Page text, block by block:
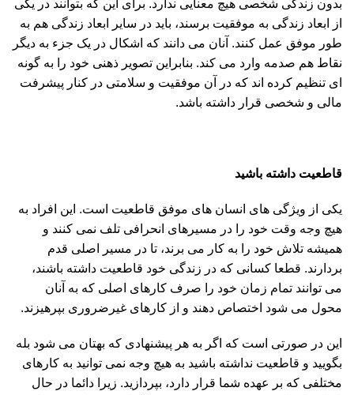
بدون زندگی شخصی هیچ معنایی ندارد. برای این که بتوانند در یکی
از ابعاد زندگی به موفقیت برسند، باید در سایر ابعاد زندگی هم به
طور موفق عمل کنند. آنان می دانند که اشکال در یک جزء به دیگر
نقاط هم صدمه وارد می کند. بنابراین تصویر ذهنی خود را به گونه
ای تنظیم کرده اند که در آن موفقیت و سلامتی در کنار پیشرفت
مالی و شخصی قرار داشته باشد.
قاطعیت داشته باشید
یکی از ویژگی های انسان های موفق قاطعیت است. این افراد به
هیچ وجه وقت خود را در مسیرهای انحرافی تلف نمی کنند و
همیشه تلاش خود را به کار می برند، تا در مسیر اصلی قدم
بردارند. قطعا کسانی که در زندگی خود قاطعیت داشته باشند،
می توانند تمام زمان خود را صرف کارهای اصلی که به آنان
محول می شود اختصاص دهند و از کارهای غیرضروری بپرهیزند.
این در صورتی است که اگر به هر پیشنهادی که بهتان می شود بله
بگویید و قاطعیت نداشته باشید به هیچ وجه نمی توانید به کارهای
مختلفی که بر عهده شما قرار دارد، بپردازید. زیرا دائما در حال